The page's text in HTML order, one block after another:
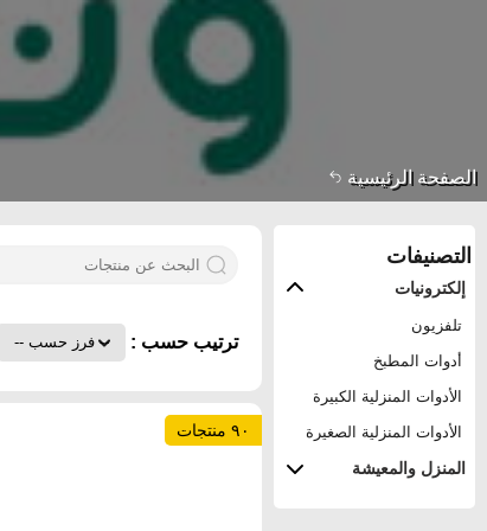
الصفحة الرئيسية
التصنيفات
إلكترونيات
تلفزيون
أدوات المطبخ
الأدوات المنزلية الكبيرة
الأدوات المنزلية الصغيرة
المنزل والمعيشة
ترتيب حسب :
٩٠ منتجات